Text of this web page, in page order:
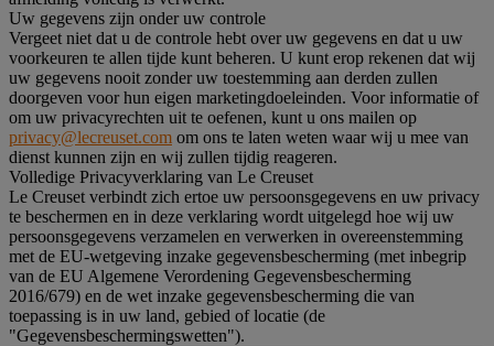
Uw gegevens zijn onder uw controle
Vergeet niet dat u de controle hebt over uw gegevens en dat u uw
voorkeuren te allen tijde kunt beheren. U kunt erop rekenen dat wij
uw gegevens nooit zonder uw toestemming aan derden zullen
doorgeven voor hun eigen marketingdoeleinden. Voor informatie of
om uw privacyrechten uit te oefenen, kunt u ons mailen op
privacy@lecreuset.com om ons te laten weten waar wij u mee van
dienst kunnen zijn en wij zullen tijdig reageren.
Volledige Privacyverklaring van Le Creuset
Le Creuset verbindt zich ertoe uw persoonsgegevens en uw privacy
te beschermen en in deze verklaring wordt uitgelegd hoe wij uw
persoonsgegevens verzamelen en verwerken in overeenstemming
met de EU-wetgeving inzake gegevensbescherming (met inbegrip
van de EU Algemene Verordening Gegevensbescherming
2016/679) en de wet inzake gegevensbescherming die van
toepassing is in uw land, gebied of locatie (de
"Gegevensbeschermingswetten").